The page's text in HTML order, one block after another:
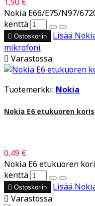
Nokia E66/E75/N97/
kenttä
 Ostoskoriin Lisää
mikrofoni
 Varastossa
Tuotemerkki: Nokia
Nokia E6 etukuoren
0,49 €
Nokia E6 etukuoren
kenttä
 Ostoskoriin Lisää
 Varastossa